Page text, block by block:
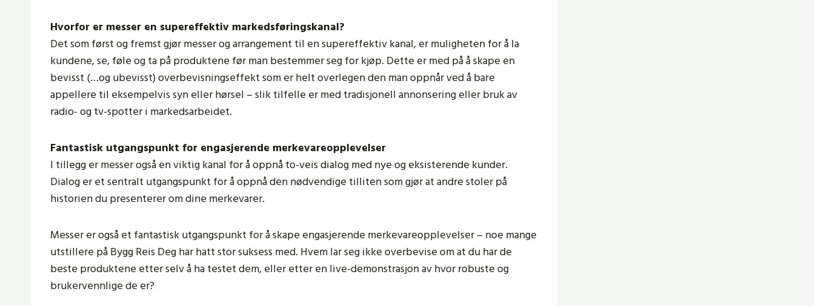
Hvorfor er messer en supereffektiv markedsføringskanal?
Det som først og fremst gjør messer og arrangement til en supereffektiv kanal, er muligheten for å la
kundene, se, føle og ta på produktene før man bestemmer seg for kjøp. Dette er med på å skape en
bevisst (…og ubevisst) overbevisningseffekt som er helt overlegen den man oppnår ved å bare
appellere til eksempelvis syn eller hørsel – slik tilfelle er med tradisjonell annonsering eller bruk av
radio- og tv-spotter i markedsarbeidet.
Fantastisk utgangspunkt for engasjerende merkevareopplevelser
I tillegg er messer også en viktig kanal for å oppnå to-veis dialog med nye og eksisterende kunder.
Dialog er et sentralt utgangspunkt for å oppnå den nødvendige tilliten som gjør at andre stoler på
historien du presenterer om dine merkevarer.
Messer er også et fantastisk utgangspunkt for å skape engasjerende merkevareopplevelser – noe mange
utstillere på Bygg Reis Deg har hatt stor suksess med. Hvem lar seg ikke overbevise om at du har de
beste produktene etter selv å ha testet dem, eller etter en live-demonstrasjon av hvor robuste og
brukervennlige de er?